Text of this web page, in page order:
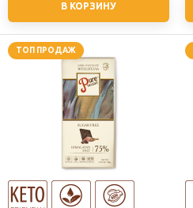
В КОРЗИНУ
ТОП ПРОДАЖ